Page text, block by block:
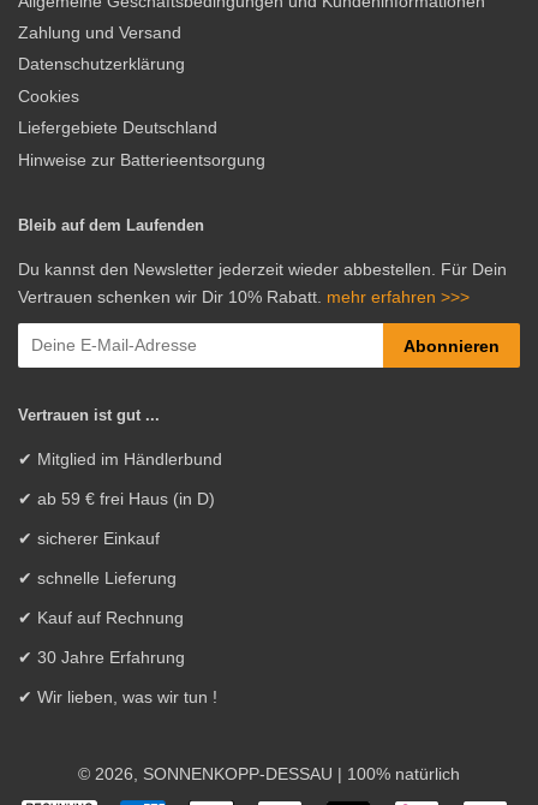
Zahlung und Versand
Datenschutzerklärung
Cookies
Liefergebiete Deutschland
Hinweise zur Batterieentsorgung
Bleib auf dem Laufenden
Du kannst den Newsletter jederzeit wieder abbestellen. Für Dein
Vertrauen schenken wir Dir 10% Rabatt. mehr erfahren >>>
Abonnieren
Vertrauen ist gut ...
✔ Mitglied im Händlerbund
✔ ab 59 € frei Haus (in D)
✔ sicherer Einkauf
✔ schnelle Lieferung
✔ Kauf auf Rechnung
✔ 30 Jahre Erfahrung
✔ Wir lieben, was wir tun !
© 2026, SONNENKOPP-DESSAU | 100% natürlich